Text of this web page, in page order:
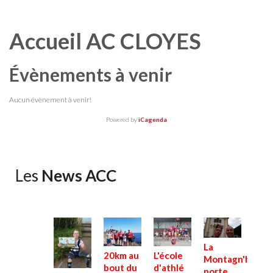
Accueil AC CLOYES
Évènements à venir
Aucun évènement à venir!
Powered byiCagenda
Les News ACC
20km au
bout du
L'école
d'athlé
La
Montagn'hard